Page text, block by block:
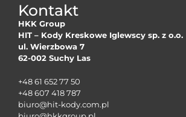
Kontakt
HKK Group
HIT – Kody Kreskowe Iglewscy sp. z o.o.
ul. Wierzbowa 7
62-002 Suchy Las
+48 61 652 77 50
+48 607 418 787
biuro@hit-kody.com.pl